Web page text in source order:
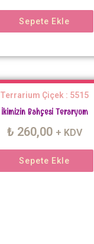
Sepete Ekle
Terrarium Çiçek : 5515
İkimizin Bahçesi Teraryum
₺ 260,00 + KDV
Sepete Ekle